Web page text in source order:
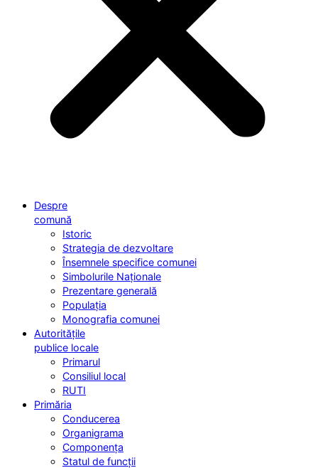
Despre
comună
Istoric
Strategia de dezvoltare
Însemnele specifice comunei
Simbolurile Naționale
Prezentare generală
Populația
Monografia comunei
Autoritățile
publice locale
Primarul
Consiliul local
RUTI
Primăria
Conducerea
Organigrama
Componența
Statul de funcții